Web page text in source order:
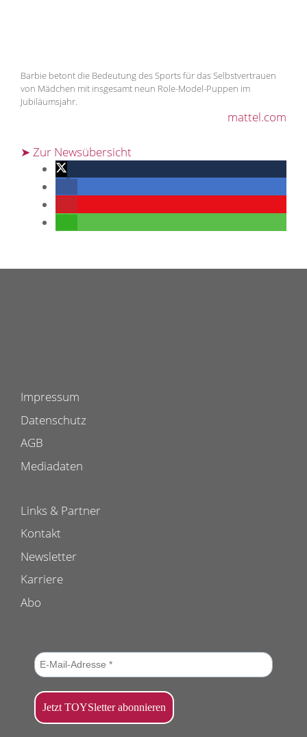
Barbie betont die Bedeutung des Sports für das Selbstvertrauen
von Mädchen mit insgesamt neun Role-Model-Puppen im
Jubiläumsjahr.
mattel.com
➤ Zur Newsübersicht
Impressum
Datenschutz
AGB
Mediadaten
Links & Partner
Kontakt
Newsletter
Karriere
Abo